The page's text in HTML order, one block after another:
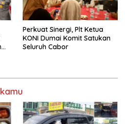
Perkuat Sinergi, Plt Ketua
KONI Dumai Komit Satukan
Seluruh Cabor